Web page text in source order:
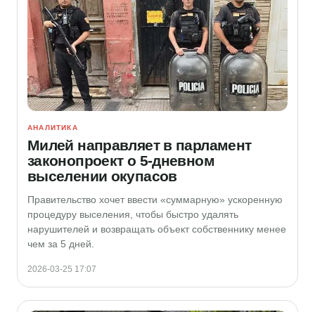
АНАЛИТИКА
Милей направляет в парламент
законопроект о 5-дневном
выселении окупасов
Правительство хочет ввести «суммарную» ускоренную
процедуру выселения, чтобы быстро удалять
нарушителей и возвращать объект собственнику менее
чем за 5 дней.
2026-03-25 17:07